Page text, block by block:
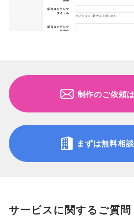
制作のご依頼
まずは無料相
サービスに関するご質問